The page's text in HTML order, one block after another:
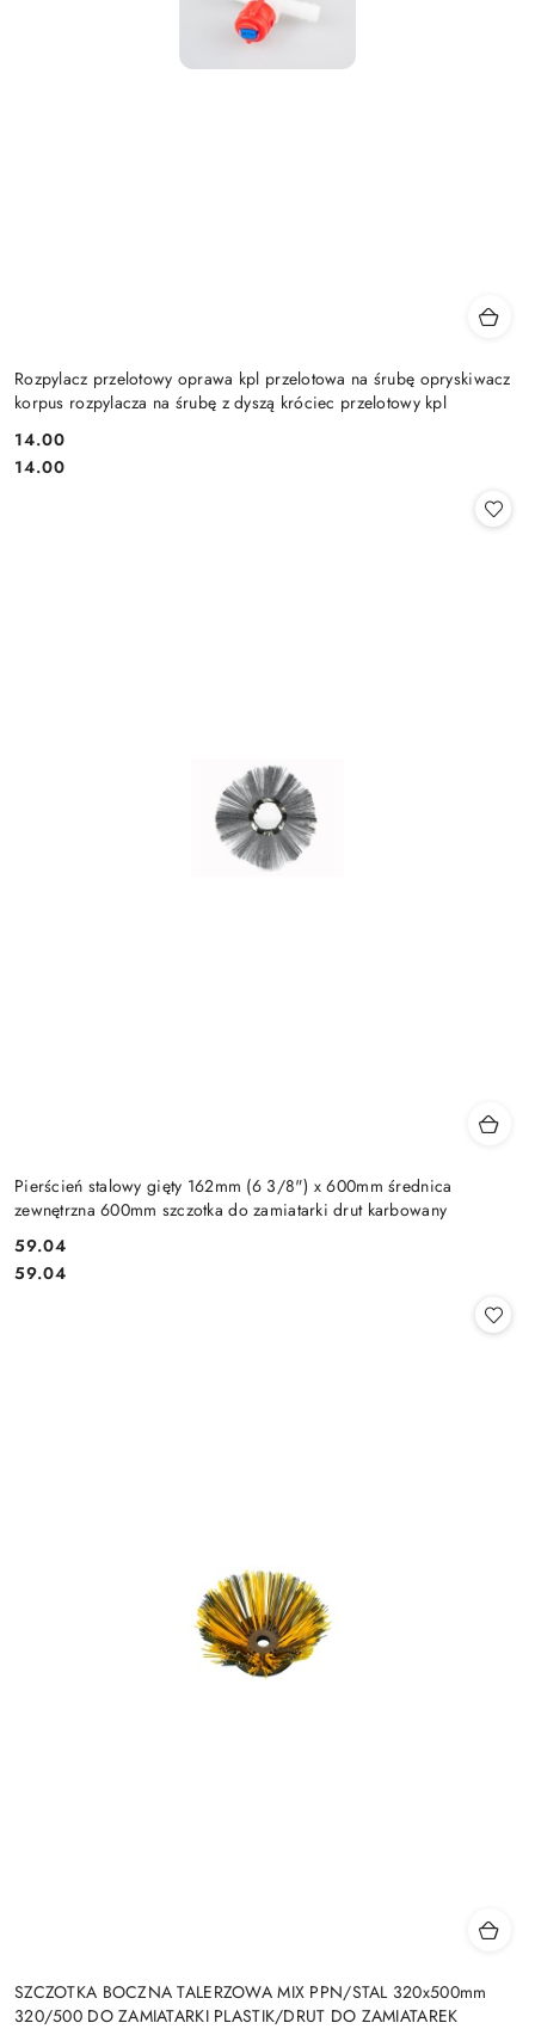
Rozpylacz przelotowy oprawa kpl przelotowa na śrubę opryskiwacz
korpus rozpylacza na śrubę z dyszą króciec przelotowy kpl
Cena:
14.00
Cena:
14.00
Pierścień stalowy gięty 162mm (6 3/8") x 600mm średnica
zewnętrzna 600mm szczotka do zamiatarki drut karbowany
Cena:
59.04
Cena:
59.04
SZCZOTKA BOCZNA TALERZOWA MIX PPN/STAL 320x500mm
320/500 DO ZAMIATARKI PLASTIK/DRUT DO ZAMIATAREK